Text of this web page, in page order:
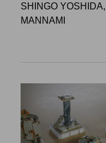
SHINGO
MANNAMI